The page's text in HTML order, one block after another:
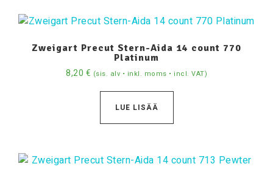
Zweigart Precut Stern-Aida 14 count 770
Platinum
8,20 € (sis. alv • inkl. moms • incl. VAT)
LUE LISÄÄ